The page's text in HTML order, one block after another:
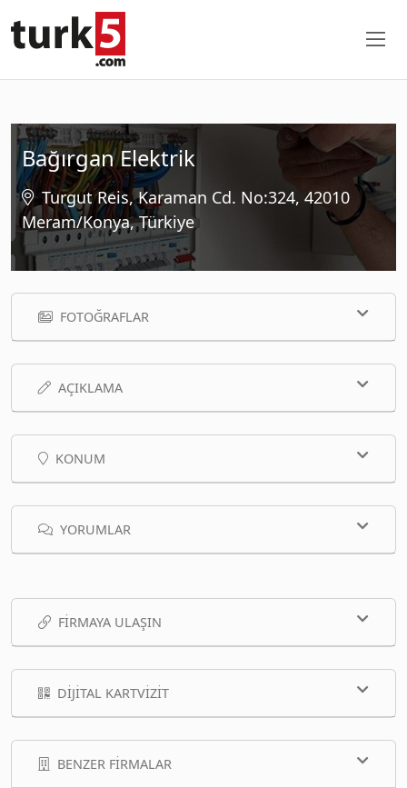
Bağırgan Elektrik
Turgut Reis, Karaman Cd. No:324, 42010
Meram/Konya, Türkiye
FOTOĞRAFLAR
AÇIKLAMA
KONUM
YORUMLAR
FIRMAYA ULAŞIN
DIJITAL KARTVIZIT
BENZER FIRMALAR